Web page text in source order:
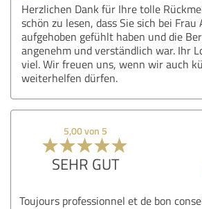
Herzlichen Dank für Ihre tolle
schön zu lesen, dass Sie sich bei
aufgehoben gefühlt haben und die
angenehm und verständlich war. Ihr
viel. Wir freuen uns, wenn wir auch
weiterhelfen dürfen.
5,00 von 5
SEHR GUT
Toujours professionnel et de bon